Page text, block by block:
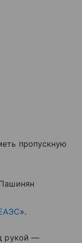
пропускную
».
рукой —